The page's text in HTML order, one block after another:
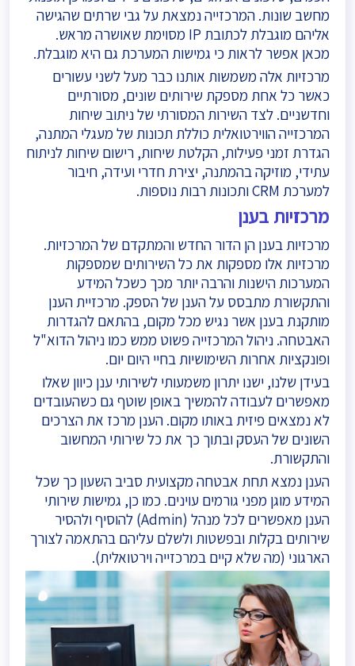
מחשב שונות. המרכזייה נמצאת על גבי שרתים שהגישה
אליהם מוגבלת לכתובת IP מסוימת שאושרה מראש.
מכאן אפשר לראות כי גמישות המערכת גם היא מוגבלת.
מרכזיות אלה משמשות אותנו כבר מעל לשני עשורים
כאשר כל אחת מספקת שירותים שונים, מסורתיים
וחדשניים. לצד השירות המסורתי של ניתוב שיחות
המרכזייה הווירטואלית כוללת תכונות של מעגלי המתנה,
הגדרת זמני פעילות, הקלטת שיחות, רישום שיחות לניתוח
עתידי, מוזיקה בהמתנה, יצירת חדרי ועידה, חיבור
למערכת CRM ותכונות רבות נוספות.
מרכזיות בענן
מרכזיות בענן הן הדור החדש והמתקדם של המרכזיות.
מרכזיות אלו מספקות את כל השירותים שמספקות
המערכות הישנות והרבה יותר מכך כשכל המידע
והתקשורת מתבסס על הענן של הספק. מרכזיית הענן
מותקנת בענן אשר נגיש מכל מקום, בהתאם להגדרות
האבטחה. ניהול המרכזייה פשוט ממש כמו ניהול הדוא"ל
ופונקציות אחרות השימושיות בחיי היום יום.
בעידן שלנו, ישנו יתרון משמעותי לשירותי ענן כיוון שאלו
מאפשרים לעבודה להמשיך באופן שוטף גם כשהעובדים
לא נמצאים פיזית באותו מקום. הענן מרכז את הצרכים
השונים של העסק ובתוך כך את כל שירותי המחשוב
והתקשורת.
הענן נמצא תחת אבטחה מקצועית סביב השעון כך שכל
המידע מוגן מפני גורמים עוינים. כמו כן, גמישות שירותי
הענן מאפשרים לכל מנהל (Admin) להוסיף ולהסיר
שירותים בקלות ובפשטות ולשלם עליהם בהתאמה לצורך
הארגוני (מה שלא קיים במרכזייה וירטואלית).